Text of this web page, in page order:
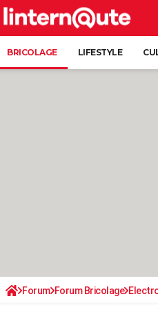
BRICOLAGE LIFESTYLE
Forum Forum Bricolage